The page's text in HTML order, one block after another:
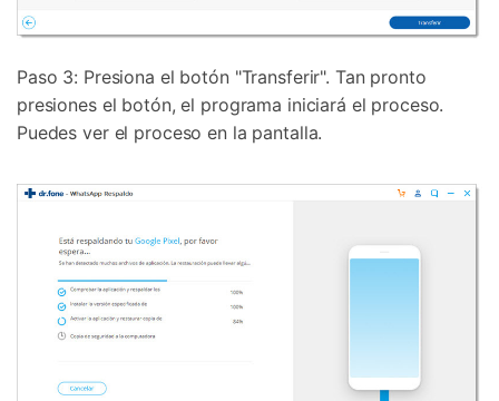
Paso 3: Presiona el botón "Transferir". Tan pronto
presiones el botón, el programa iniciará el proceso.
Puedes ver el proceso en la pantalla.